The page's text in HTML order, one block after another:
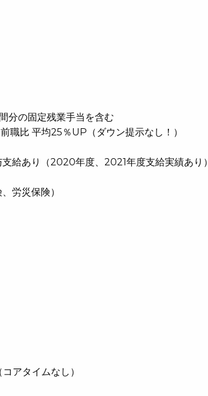
の固定残業手当を含む
平均25％UP（ダウン提示なし！）
あり（2020年度、2021年度支給実績あり）
労災保険）
アタイムなし）